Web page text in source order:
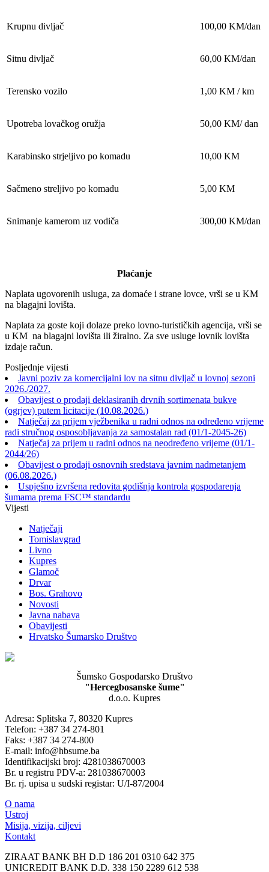
Krupnu divljač 100,00 KM/dan
Sitnu divljač 60,00 KM/dan
Terensko vozilo 1,00 KM / km
Upotreba lovačkog oružja 50,00 KM/ dan
Karabinsko strjeljivo po komadu 10,00 KM
Sačmeno streljivo po komadu 5,00 KM
Snimanje kamerom uz vodiča 300,00 KM/dan
Plaćanje
Naplata ugovorenih usluga, za domaće i strane lovce, vrši se u KM
na blagajni lovišta.
Naplata za goste koji dolaze preko lovno-turističkih agencija, vrši se
u KM na blagajni lovišta ili žiralno. Za sve usluge lovnik lovišta
izdaje račun.
Posljednje vijesti
Javni poziv za komercijalni lov na sitnu divljač u lovnoj sezoni
2026./2027.
Obavijest o prodaji deklasiranih drvnih sortimenata bukve
(ogrjev) putem licitacije (10.08.2026.)
Natječaj za prijem vježbenika u radni odnos na određeno vrijeme
radi stručnog osposobljavanja za samostalan rad (01/1-2045-26)
Natječaj za prijem u radni odnos na neodređeno vrijeme (01/1-
2044/26)
Obavijest o prodaji osnovnih sredstava javnim nadmetanjem
(06.08.2026.)
Uspješno izvršena redovita godišnja kontrola gospodarenja
šumama prema FSC™ standardu
Vijesti
Natječaji
Tomislavgrad
Livno
Kupres
Glamoč
Drvar
Bos. Grahovo
Novosti
Javna nabava
Obavijesti
Hrvatsko Šumarsko Društvo
Šumsko Gospodarsko Društvo
"Hercegbosanske šume"
d.o.o. Kupres
Adresa: Splitska 7, 80320 Kupres
Telefon: +387 34 274-801
Faks: +387 34 274-800
E-mail: info@hbsume.ba
Identifikacijski broj: 4281038670003
Br. u registru PDV-a: 281038670003
Br. rj. upisa u sudski registar: U/I-87/2004
O nama
Ustroj
Misija, vizija, ciljevi
Kontakt
ZIRAAT BANK BH D.D 186 201 0310 642 375
UNICREDIT BANK D.D. 338 150 2289 612 538